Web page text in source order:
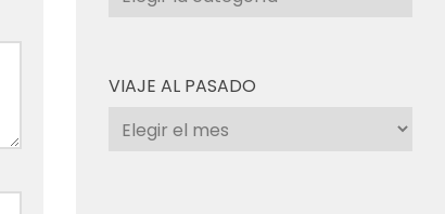
agrupadas
VIAJE AL PASADO
Viaje